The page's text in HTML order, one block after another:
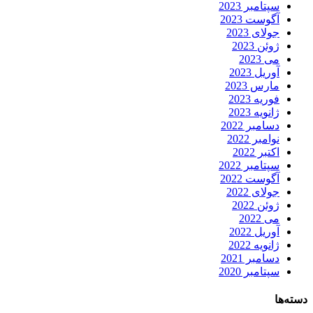
سپتامبر 2023
آگوست 2023
جولای 2023
ژوئن 2023
می 2023
آوریل 2023
مارس 2023
فوریه 2023
ژانویه 2023
دسامبر 2022
نوامبر 2022
اکتبر 2022
سپتامبر 2022
آگوست 2022
جولای 2022
ژوئن 2022
می 2022
آوریل 2022
ژانویه 2022
دسامبر 2021
سپتامبر 2020
دسته‌ها